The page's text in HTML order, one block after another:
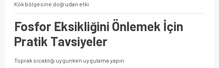
Kök bölgesine doğrudan etki
Fosfor Eksikliğini Önlemek İçin
Pratik Tavsiyeler
Toprak sıcaklığı uygunken uygulama yapın